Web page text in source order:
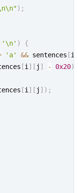
) ;
'\n' )
{
'a' && sentences [i
[i ] [ j ] - 0x20)
[i ] [ j ] ) ;